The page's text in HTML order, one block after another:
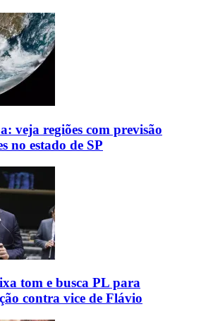
veja regiões com previsão
no estado de SP
tom e busca PL para
contra vice de Flávio